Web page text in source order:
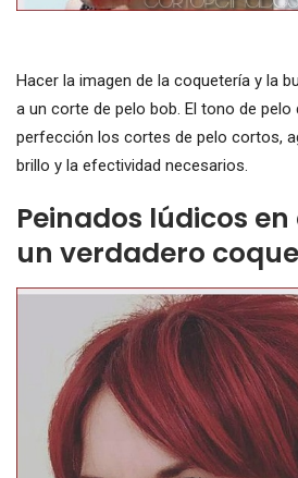
Hacer la imagen de la coquetería y la
a un corte de pelo bob. El tono de pelo
perfección los cortes de pelo cortos,
brillo y la efectividad necesarios.
Peinados lúdicos
un verdadero